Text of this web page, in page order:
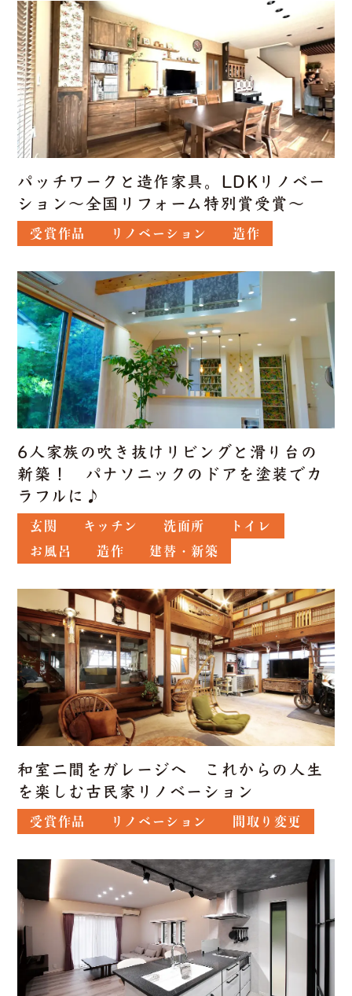
パッチワークと造作家具。LDKリノベー
ション～全国リフォーム特別賞受賞～
受賞作品 リノベーション 造作
6人家族の吹き抜けリビングと滑り台の
新築！ パナソニックのドアを塗装でカ
ラフルに♪
玄関 キッチン 洗面所
トイレ
お風呂
造作 建替・新築
和室二間をガレージへ これからの人生
を楽しむ古民家リノベーション
受賞作品 リノベーション 間取り変更